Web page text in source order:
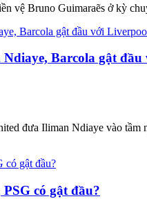
vệ Bruno Guimaraẽs ở kỳ
Barcola gật
đưa Iliman Ndiaye vào
có gật đầu?